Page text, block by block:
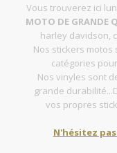
Vous trouverez ici
MOTO DE GRANDE
harley davidson,
Nos stickers
catégories
Nos vinyles sont
grande
vos propres
N'hésitez